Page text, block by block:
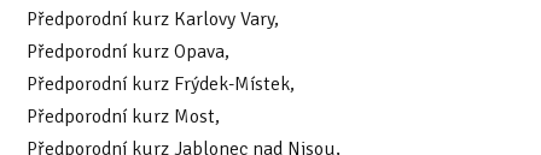
Předporodní kurz Karlovy Vary,
Předporodní kurz Opava,
Předporodní kurz Frýdek-Místek,
Předporodní kurz Most,
Předporodní kurz Jablonec nad Nisou,